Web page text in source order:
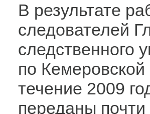
В результате
следователей
следственного
по Кемеровской
течение 2009
переданы